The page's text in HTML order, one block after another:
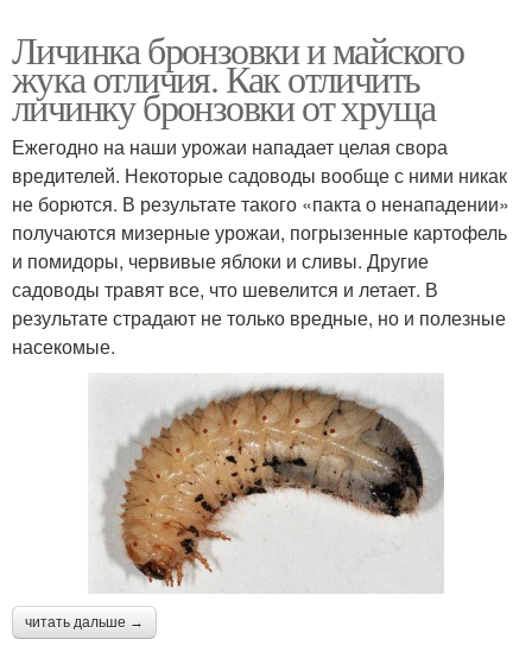
Личинка бронзовки и майского
жука отличия. Как отличить
личинку бронзовки от хруща
Ежегодно на наши урожаи нападает целая свора
вредителей. Некоторые садоводы вообще с ними никак
не борются. В результате такого «пакта о ненападении»
получаются мизерные урожаи, погрызенные картофель
и помидоры, червивые яблоки и сливы. Другие
садоводы травят все, что шевелится и летает. В
результате страдают не только вредные, но и полезные
насекомые.
читать дальше →